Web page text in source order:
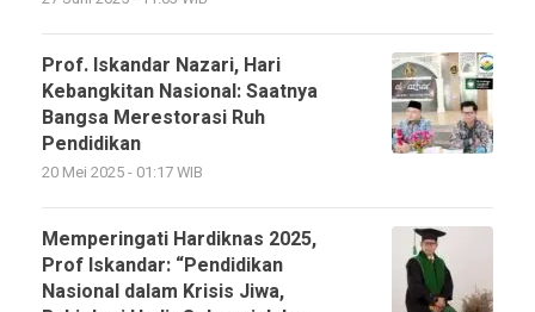
Prof. Iskandar Nazari, Hari
Kebangkitan Nasional: Saatnya
Bangsa Merestorasi Ruh
Pendidikan
20 Mei 2025 - 01:17 WIB
Memperingati Hardiknas 2025,
Prof Iskandar: “Pendidikan
Nasional dalam Krisis Jiwa,